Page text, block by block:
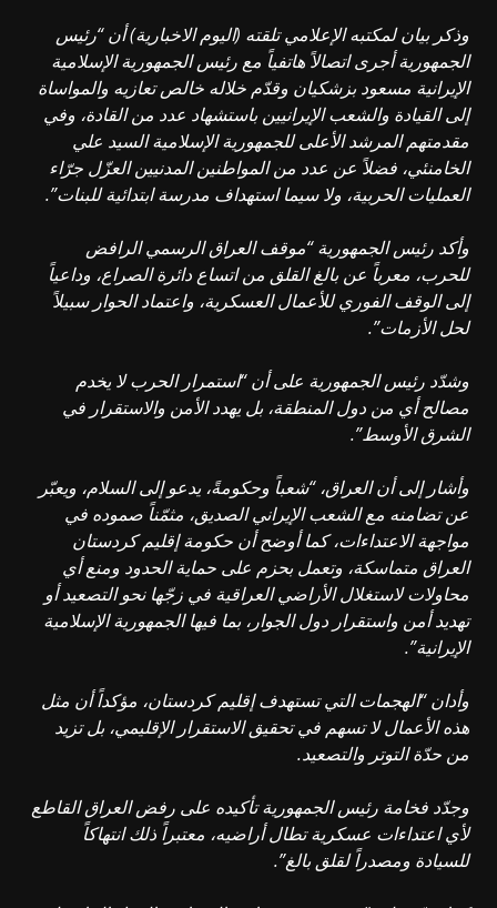
وذكر بيان لمكتبه الإعلامي تلقته (اليوم الاخبارية) أن “رئيس
الجمهورية أجرى اتصالاً هاتفياً مع رئيس الجمهورية الإسلامية
الإيرانية مسعود بزشكيان وقدّم خلاله خالص تعازيه والمواساة
إلى القيادة والشعب الإيرانيين باستشهاد عدد من القادة، وفي
مقدمتهم المرشد الأعلى للجمهورية الإسلامية السيد علي
الخامنئي، فضلاً عن عدد من المواطنين المدنيين العزّل جرّاء
العمليات الحربية، ولا سيما استهداف مدرسة ابتدائية للبنات”.
وأكد رئيس الجمهورية “موقف العراق الرسمي الرافض
للحرب، معرباً عن بالغ القلق من اتساع دائرة الصراع، وداعياً
إلى الوقف الفوري للأعمال العسكرية، واعتماد الحوار سبيلاً
لحل الأزمات”.
وشدّد رئيس الجمهورية على أن “استمرار الحرب لا يخدم
مصالح أي من دول المنطقة، بل يهدد الأمن والاستقرار في
الشرق الأوسط”.
وأشار إلى أن العراق، “شعباً وحكومةً، يدعو إلى السلام، ويعبّر
عن تضامنه مع الشعب الإيراني الصديق، مثمّناً صموده في
مواجهة الاعتداءات، كما أوضح أن حكومة إقليم كردستان
العراق متماسكة، وتعمل بحزم على حماية الحدود ومنع أي
محاولات لاستغلال الأراضي العراقية في زجّها نحو التصعيد أو
تهديد أمن واستقرار دول الجوار، بما فيها الجمهورية الإسلامية
الإيرانية”.
وأدان “الهجمات التي تستهدف إقليم كردستان، مؤكداً أن مثل
هذه الأعمال لا تسهم في تحقيق الاستقرار الإقليمي، بل تزيد
من حدّة التوتر والتصعيد.
وجدّد فخامة رئيس الجمهورية تأكيده على رفض العراق القاطع
لأي اعتداءات عسكرية تطال أراضيه، معتبراً ذلك انتهاكاً
للسيادة ومصدراً لقلق بالغ”.